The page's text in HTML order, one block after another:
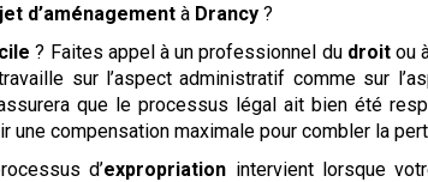
d’aménagement à Drancy ?
? Faites appel à un professionnel du droitou
sur l’aspect administratif comme sur
que le processus légal ait bien été
compensation maximale pour combler la
d’expropriation intervient lorsque